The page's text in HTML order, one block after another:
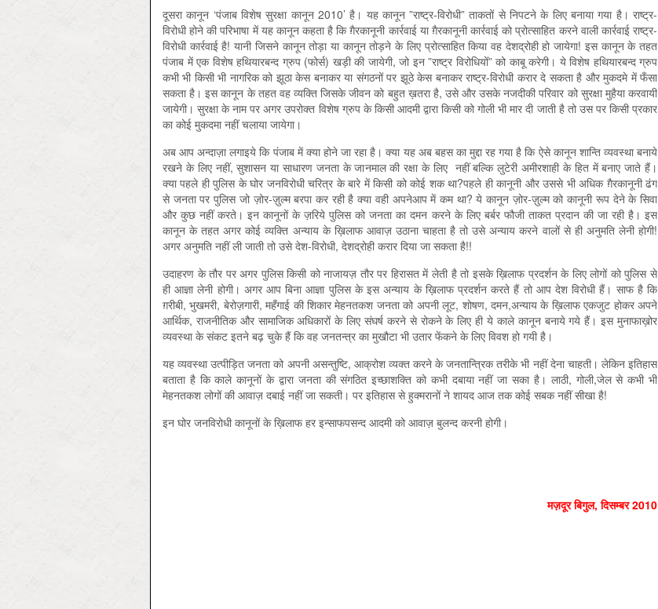
दूसरा कानून ‘पंजाब विशेष सुरक्षा कानून 2010’ है। यह कानून ”राष्ट्र-विरोधी” ताकतों से निपटने के लिए बनाया गया है। राष्ट्र-
विरोधी होने की परिभाषा में यह कानून कहता है कि ग़ैरकानूनी कार्रवाई या ग़ैरकानूनी कार्रवाई को प्रोत्साहित करने वाली कार्रवाई राष्ट्र-
विरोधी कार्रवाई है! यानी जिसने कानून तोड़ा या कानून तोड़ने के लिए प्रोत्साहित किया वह देशद्रोही हो जायेगा! इस कानून के तहत
पंजाब में एक विशेष हथियारबन्द ग्रुप (फोर्स) खड़ी की जायेगी, जो इन ”राष्ट्र विरोधियों” को काबू करेगी। ये विशेष हथियारबन्द ग्रुप
कभी भी किसी भी नागरिक को झूठा केस बनाकर या संगठनों पर झूठे केस बनाकर राष्ट्र-विरोधी करार दे सकता है और मुकदमे में फँसा
सकता है। इस कानून के तहत वह व्यक्ति जिसके जीवन को बहुत ख़तरा है, उसे और उसके नजदीकी परिवार को सुरक्षा मुहैया करवायी
जायेगी। सुरक्षा के नाम पर अगर उपरोक्त विशेष ग्रुप के किसी आदमी द्वारा किसी को गोली भी मार दी जाती है तो उस पर किसी प्रकार
का कोई मुकदमा नहीं चलाया जायेगा।
अब आप अन्दाज़ा लगाइये कि पंजाब में क्या होने जा रहा है। क्या यह अब बहस का मुद्दा रह गया है कि ऐसे कानून शान्ति व्यवस्था बनाये
रखने के लिए नहीं, सुशासन या साधारण जनता के जानमाल की रक्षा के लिए नहीं बल्कि लुटेरी अमीरशाही के हित में बनाए जाते हैं।
क्या पहले ही पुलिस के घोर जनविरोधी चरित्र के बारे में किसी को कोई शक था?पहले ही कानूनी और उससे भी अधिक ग़ैरकानूनी ढंग
से जनता पर पुलिस जो ज़ोर-ज़ुल्म बरपा कर रही है क्या वही अपनेआप में कम था? ये कानून ज़ोर-ज़ुल्म को कानूनी रूप देने के सिवा
और कुछ नहीं करते। इन कानूनों के ज़रिये पुलिस को जनता का दमन करने के लिए बर्बर फौजी ताकत प्रदान की जा रही है। इस
कानून के तहत अगर कोई व्यक्ति अन्याय के ख़िलाफ आवाज़ उठाना चाहता है तो उसे अन्याय करने वालों से ही अनुमति लेनी होगी!
अगर अनुमति नहीं ली जाती तो उसे देश-विरोधी, देशद्रोही करार दिया जा सकता है!!
उदाहरण के तौर पर अगर पुलिस किसी को नाजायज़ तौर पर हिरासत में लेती है तो इसके ख़िलाफ प्रदर्शन के लिए लोगों को पुलिस से
ही आज्ञा लेनी होगी। अगर आप बिना आज्ञा पुलिस के इस अन्याय के ख़िलाफ प्रदर्शन करते हैं तो आप देश विरोधी हैं। साफ है कि
ग़रीबी, भुखमरी, बेरोज़गारी, महँगाई की शिकार मेहनतकश जनता को अपनी लूट, शोषण, दमन,अन्याय के ख़िलाफ एकजुट होकर अपने
आर्थिक, राजनीतिक और सामाजिक अधिकारों के लिए संघर्ष करने से रोकने के लिए ही ये काले कानून बनाये गये हैं। इस मुनाफाख़ोर
व्यवस्था के संकट इतने बढ़ चुके हैं कि वह जनतन्त्र का मुखौटा भी उतार फेंकने के लिए विवश हो गयी है।
यह व्यवस्था उत्पीड़ित जनता को अपनी असन्तुष्टि, आक्रोश व्यक्त करने के जनतान्त्रिक तरीके भी नहीं देना चाहती। लेकिन इतिहास
बताता है कि काले कानूनों के द्वारा जनता की संगठित इच्छाशक्ति को कभी दबाया नहीं जा सका है। लाठी, गोली,जेल से कभी भी
मेहनतकश लोगों की आवाज़ दबाई नहीं जा सकती। पर इतिहास से हुक्मरानों ने शायद आज तक कोई सबक नहीं सीखा है!
इन घोर जनविरोधी कानूनों के ख़िलाफ हर इन्साफपसन्द आदमी को आवाज़ बुलन्द करनी होगी।
मज़दूर बिगुल, दिसम्‍बर 2010